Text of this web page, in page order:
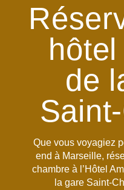
de
Que vous voyagiez
end à Marseille,
chambre à l’Hôtel
la gare Saint-